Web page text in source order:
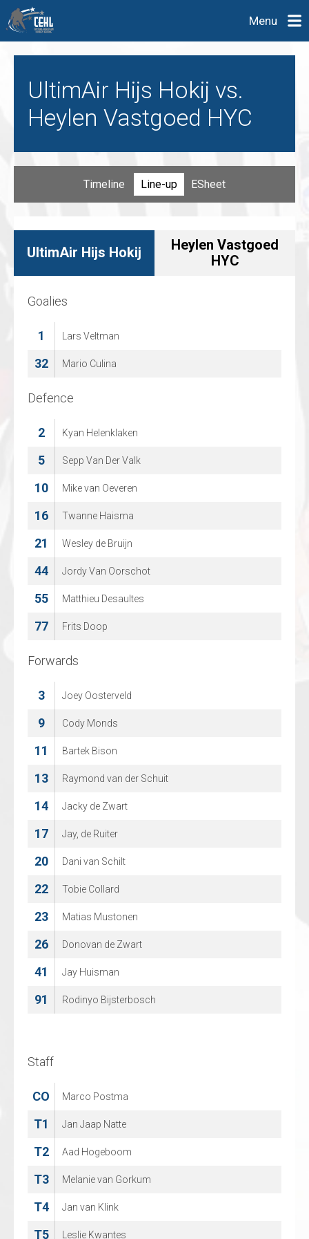
Menu
UltimAir Hijs Hokij vs.
Heylen Vastgoed HYC
Timeline Line-up ESheet
UltimAir Hijs Hokij
Heylen Vastgoed
HYC
Goalies
1 Lars Veltman
32 Mario Culina
Defence
2 Kyan Helenklaken
5 Sepp Van Der Valk
10 Mike van Oeveren
16 Twanne Haisma
21 Wesley de Bruijn
44 Jordy Van Oorschot
55 Matthieu Desaultes
77 Frits Doop
Forwards
3 Joey Oosterveld
9 Cody Monds
11 Bartek Bison
13 Raymond van der Schuit
14 Jacky de Zwart
17 Jay, de Ruiter
20 Dani van Schilt
22 Tobie Collard
23 Matias Mustonen
26 Donovan de Zwart
41 Jay Huisman
91 Rodinyo Bijsterbosch
Staff
CO Marco Postma
T1 Jan Jaap Natte
T2 Aad Hogeboom
T3 Melanie van Gorkum
T4 Jan van Klink
T5 Leslie Kwantes
Goalies
36 Thomas Vanspringel
71 Olli Taimi
Defence
2 CHAD PICCART
20 EMIEL GORIS
42 LOWIE CUYLAERTS
55 Kevin Kallonen
74 Sjarel Willems
Forwards
3 BEN COOLEN
5 Ward Peeters
14 Roope Juhani Niskanen
16 Arthur Van Mele
17 Noah Vranken
18 Olegs Sislannikovs
19 Lorenz Huysmans
22 Rik Cuylen
25 Mauro Pyl
27 Dries Schoovaerts
52 JACQUES DE CEUSTER
67 MITCH MORGAN
Staff
CO NILS VROEMANS
T1 KEVIN VAN LOOVEREN
T2 SANDRA VAN LOOVEREN
T3 JAN CUYLEN
T4 Peter Wouters
T5 Andy Van Looveren